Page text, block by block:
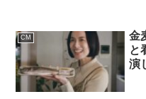
CM
金
と
演